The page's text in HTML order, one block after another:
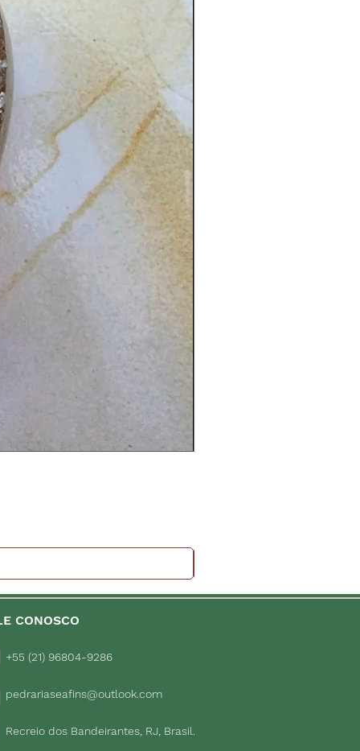
CONOSCO
+55 (21) 96804-9286
pedrariaseafins@outlook.com
Recreio dos Bandeirantes, RJ, Brasil.